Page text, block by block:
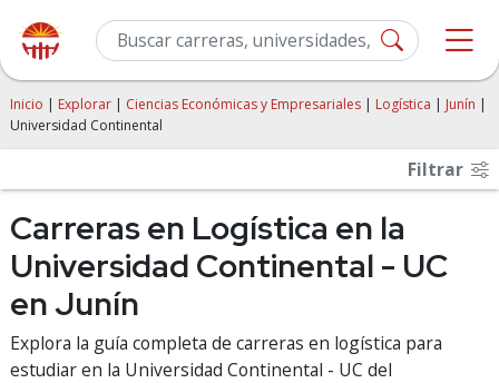
Inicio | Explorar | Ciencias Económicas y Empresariales | Logística | Junín |
Universidad Continental
Filtrar
Carreras en Logística en la
Universidad Continental - UC
en Junín
Explora la guía completa de carreras en logística para
estudiar en la Universidad Continental - UC del